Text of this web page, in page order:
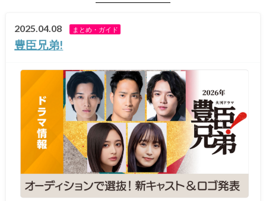
2025.04.08 まとめ・ガイド
豊臣兄弟!